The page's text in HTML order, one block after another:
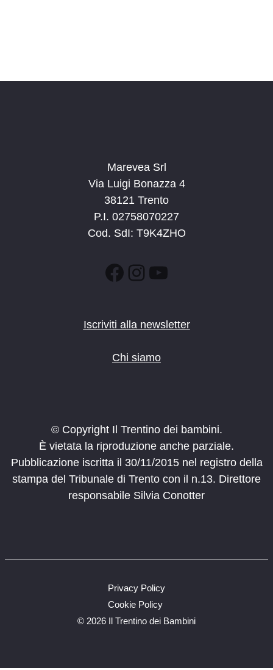
Marevea Srl
Via Luigi Bonazza 4
38121 Trento
P.I. 02758070227
Cod. SdI: T9K4ZHO
Facebook
Instagram
YouTube
Iscriviti alla newsletter
Chi siamo
© Copyright Il Trentino dei bambini.
È vietata la riproduzione anche parziale.
Pubblicazione iscritta il 30/11/2015 nel registro della
stampa del Tribunale di Trento con il n.13. Direttore
responsabile Silvia Conotter
© 2026 Il Trentino dei Bambini
Privacy Policy
Cookie Policy